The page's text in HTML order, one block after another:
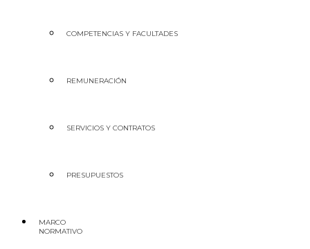
COMPETENCIAS Y FACULTADES
REMUNERACIÓN
SERVICIOS Y CONTRATOS
PRESUPUESTOS
MARCO
NORMATIVO